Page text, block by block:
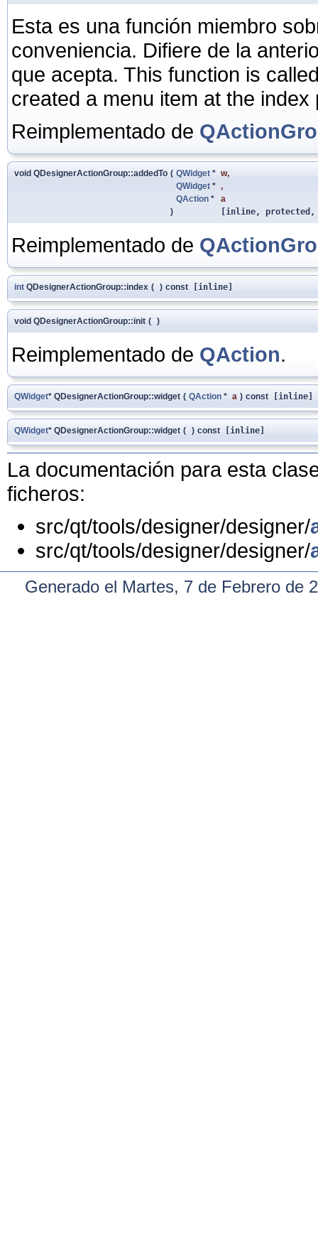
Esta es una función miembro
conveniencia. Difiere de la
que acepta. This function is
created a menu item at the
Reimplementado de
void QDesignerActionGroup::addedTo ( QWidget * w,
QWidget * ,
QAction *
a
)
[inline,
Reimplementado de
int QDesignerActionGroup::index ( ) const [inline]
void QDesignerActionGroup::init ( )
Reimplementado de QAction.
QWidget* QDesignerActionGroup::widget ( QAction * a ) const [inline]
QWidget* QDesignerActionGroup::widget ( ) const [inline]
La documentación para esta
ficheros:
src/qt/tools/designer/designer/
src/qt/tools/designer/designer/
Generado el Martes, 7 de Febrero de